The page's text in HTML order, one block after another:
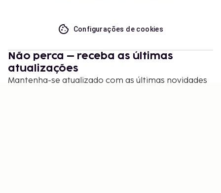
Configurações de cookies
Não perca – receba as últimas
atualizações
Mantenha-se atualizado com as últimas novidades